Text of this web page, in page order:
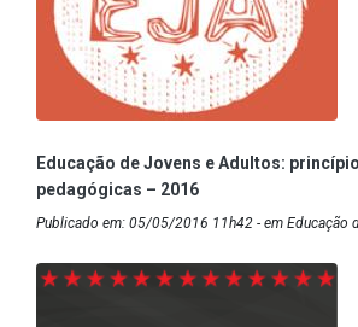
Educação de Jovens e Adultos:
pedagógicas – 2016
Publicado em: 05/05/2016 11h42 - em Educação